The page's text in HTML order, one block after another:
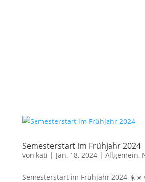
Semesterstart im Frühjahr 2024
von kati | Jan. 18, 2024| Allgemein,
Semesterstart im Frühjahr 2024